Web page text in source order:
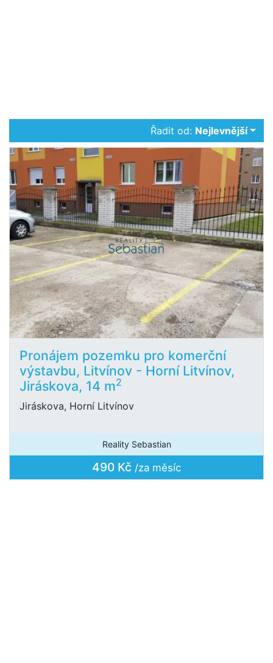
Řadit od: Nejlevnější
Pronájem pozemku pro komerční
výstavbu, Litvínov - Horní Litvínov,
Jiráskova, 14 m2
Jiráskova, Horní Litvínov
Reality Sebastian
490 Kč /za měsíc